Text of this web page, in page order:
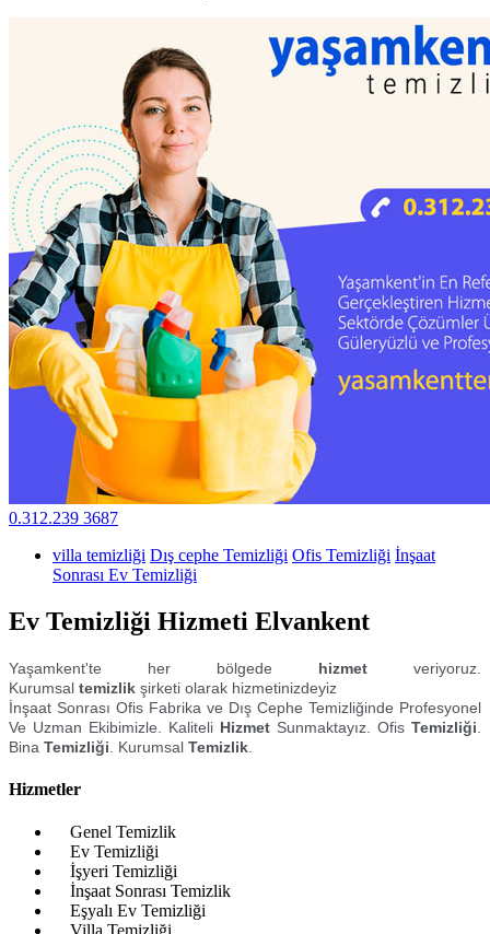
0.312.239 3687
villa temizliği Dış cephe Temizliği Ofis Temizliği İnşaat
Sonrası Ev Temizliği
Ev Temizliği Hizmeti Elvankent
Yaşamkent'te her bölgede hizmet veriyoruz.
Kurumsal temizlik şirketi olarak hizmetinizdeyiz
İnşaat Sonrası Ofis Fabrika ve Dış Cephe Temizliğinde Profesyonel
Ve Uzman Ekibimizle. Kaliteli Hizmet Sunmaktayız. Ofis Temizliği
Bina Temizliği . Kurumsal Temizlik
Hizmetler
Genel Temizlik
Ev Temizliği
İşyeri Temizliği
İnşaat Sonrası Temizlik
Eşyalı Ev Temizliği